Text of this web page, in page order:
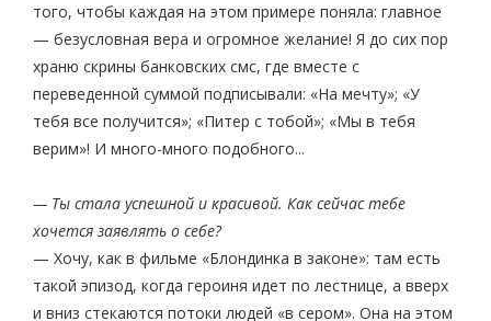
того, чтобы каждая на этом примере поняла: главное
— безусловная вера и огромное желание! Я до сих пор
храню скрины банковских смс, где вместе с
переведенной суммой подписывали: «На мечту»; «У
тебя все получится»; «Питер с тобой»; «Мы в тебя
верим»! И много-много подобного...
— Ты стала успешной и красивой. Как сейчас тебе
хочется заявлять о себе?
— Хочу, как в фильме «Блондинка в законе»: там есть
такой эпизод, когда героиня идет по лестнице, а вверх
и вниз стекаются потоки людей «в сером». Она на этом